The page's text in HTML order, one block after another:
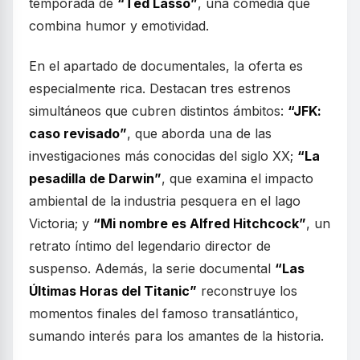
combina humor y emotividad.
En el apartado de documentales, la oferta es
especialmente rica. Destacan tres estrenos
simultáneos que cubren distintos ámbitos: “JFK:
caso revisado”, que aborda una de las
investigaciones más conocidas del siglo XX; “La
pesadilla de Darwin”, que examina el impacto
ambiental de la industria pesquera en el lago
Victoria; y “Mi nombre es Alfred Hitchcock”, un
retrato íntimo del legendario director de
suspenso. Además, la serie documental “Las
Últimas Horas del Titanic” reconstruye los
momentos finales del famoso transatlántico,
sumando interés para los amantes de la historia.